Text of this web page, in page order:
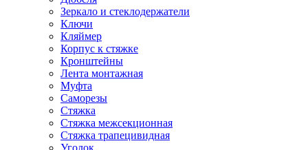
Зеркало и стеклодержатели
Ключи
Кляймер
Корпус к стяжке
Кронштейны
Лента монтажная
Муфта
Саморезы
Стяжка
Стяжка межсекционная
Стяжка трапецивидная
Уголок